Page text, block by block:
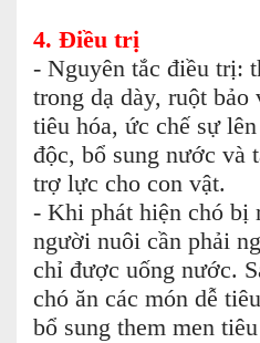
4. Điều trị
- Nguyên tắc điều trị:
trong dạ dày, ruột bảo
tiêu hóa, ức chế sự
độc, bổ sung nước và
trợ lực cho con vật.
- Khi phát hiện chó bị
người nuôi cần phải
chỉ được uống nước.
chó ăn các món dễ
bổ sung them men